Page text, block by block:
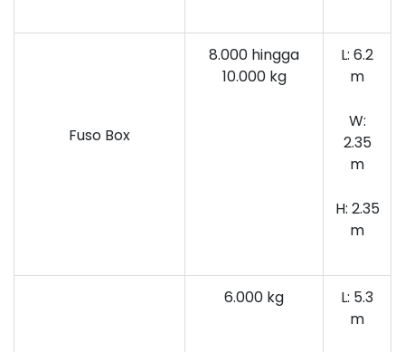
Fuso Box
8.000 hingga
10.000 kg
L: 6.2
m
W:
2.35
m
H: 2.35
m
6.000 kg
L: 5.3
m